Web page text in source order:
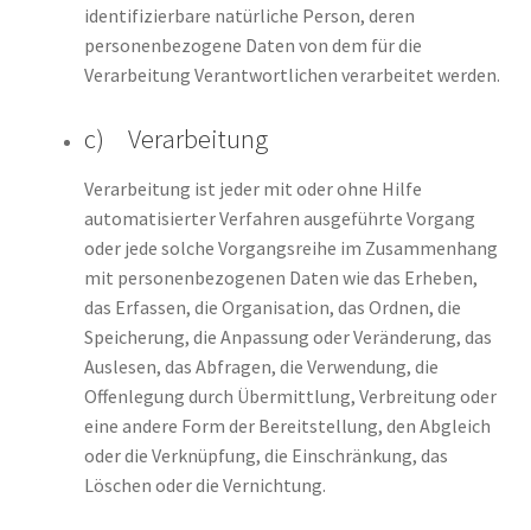
identifizierbare natürliche Person, deren
personenbezogene Daten von dem für die
Verarbeitung Verantwortlichen verarbeitet werden.
c) Verarbeitung
Verarbeitung ist jeder mit oder ohne Hilfe
automatisierter Verfahren ausgeführte Vorgang
oder jede solche Vorgangsreihe im Zusammenhang
mit personenbezogenen Daten wie das Erheben,
das Erfassen, die Organisation, das Ordnen, die
Speicherung, die Anpassung oder Veränderung, das
Auslesen, das Abfragen, die Verwendung, die
Offenlegung durch Übermittlung, Verbreitung oder
eine andere Form der Bereitstellung, den Abgleich
oder die Verknüpfung, die Einschränkung, das
Löschen oder die Vernichtung.